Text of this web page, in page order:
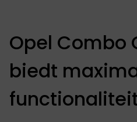
Opel Combo
biedt